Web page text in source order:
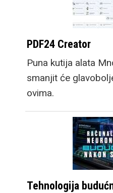
PDF24 Creator
Puna kutija alata
smanjit će
ovima.
Tehnologija